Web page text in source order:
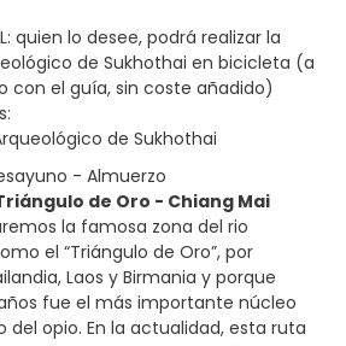
quien lo desee, podrá realizar la
de Sukhothai en bicicleta (a
con el guía, sin coste añadido)
de Sukhothai
- Almuerzo
de Oro - Chiang Mai
la famosa zona del rio
el “Triángulo de Oro”, por
Laos y Birmania y porque
fue el más importante núcleo
opio. En la actualidad, esta ruta